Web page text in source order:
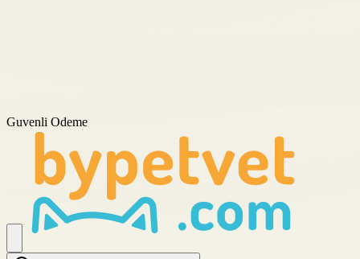
Guvenli Odeme